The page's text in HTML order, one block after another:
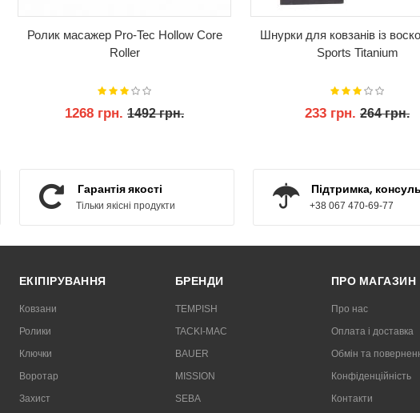
Ролик масажер Pro-Tec Hollow Core
Roller
1268 грн. 1492 грн.
Шнурки для ковзанів із
Sports Titanium
233 грн. 264 грн.
Гарантія якості
Тільки якісні продукти
Підтримка,
+38 067 470-69-77
ЕКІПІРУВАННЯ
Ковзани
Ролики
Ключки
Воротар
Захист
БРЕНДИ
TEMPISH
TACKI-MAC
BAUER
MISSION
SEBA
ПРО МАГАЗИН
Про нас
Оплата і доставка
Обмін та
Конфіденційність
Контакти